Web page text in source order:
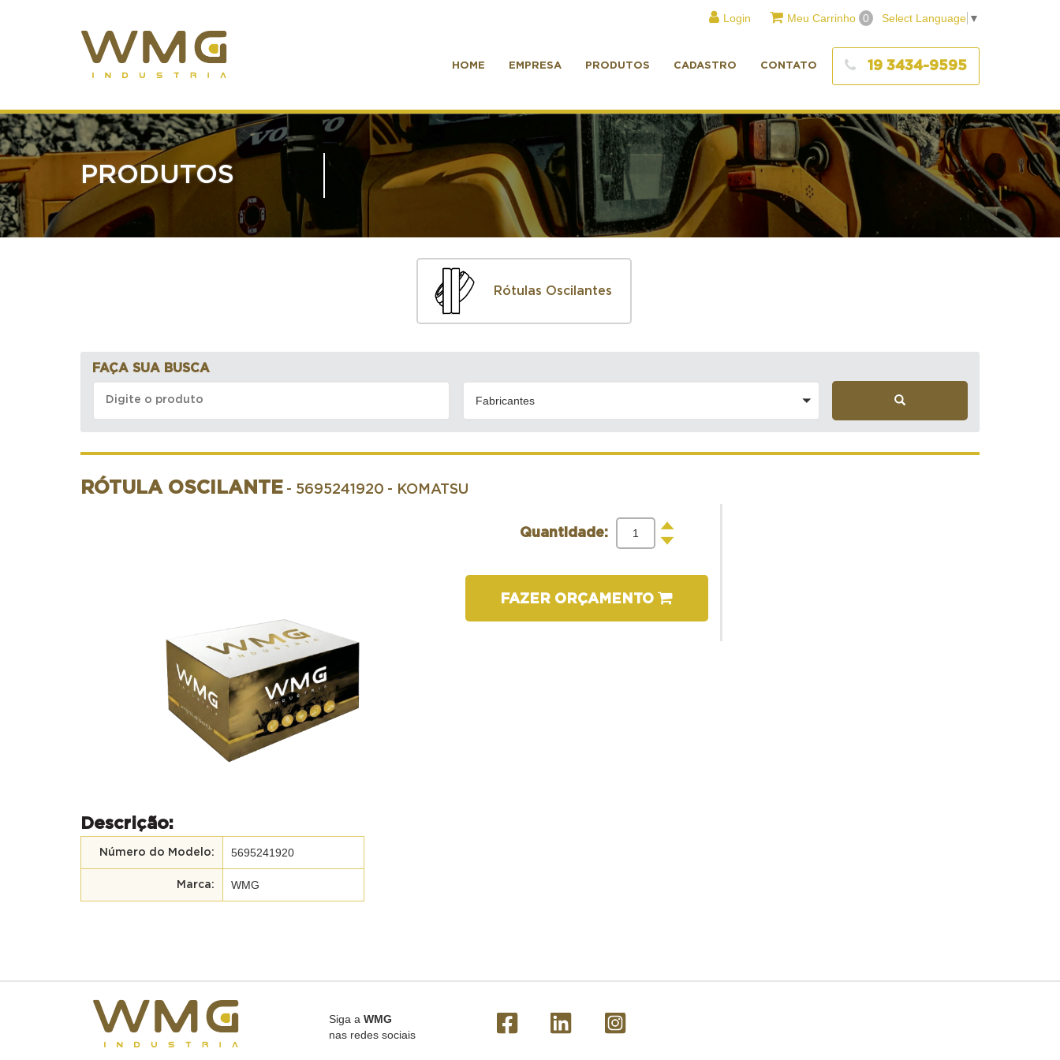
Login Meu Carrinho 0 Select Language ▼
HOME EMPRESA PRODUTOS CADASTRO CONTATO 19 3434-9595
PRODUTOS
Rótulas Oscilantes
FAÇA SUA BUSCA
Fabricantes
RÓTULA OSCILANTE - 5695241920 - KOMATSU
Quantidade:
+
-
FAZER ORÇAMENTO
Descrição:
Número do Modelo: 5695241920
Marca: WMG
Siga a WMG
nas redes sociais